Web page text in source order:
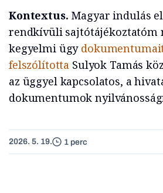
Kontextus. Magyar indulás
rendkívüli sajtótájékoztatóm
kegyelmi ügy
felszólította Sulyok Tamás
az üggyel kapcsolatos, a
dokumentumok
2026. 5. 19. 1 perc